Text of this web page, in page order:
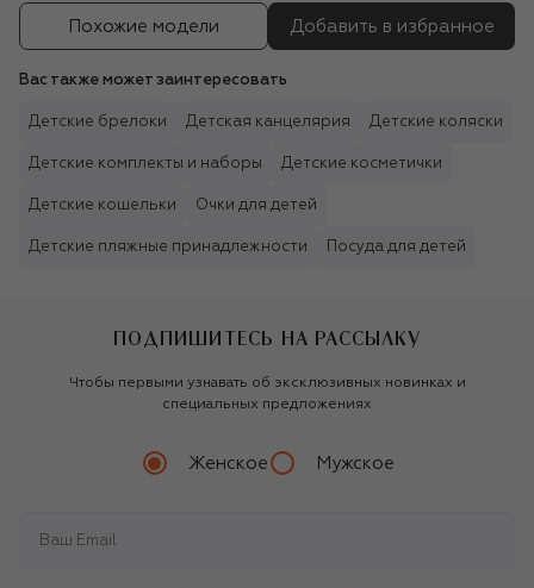
Похожие модели Добавить в избранное
Вас также может заинтересовать
Детские брелоки Детская канцелярия Детские коляски
Детские комплекты и наборы Детские косметички
Детские кошельки Очки для детей
Детские пляжные принадлежности Посуда для детей
ПОДПИШИТЕСЬ НА РАССЫЛКУ
Чтобы первыми узнавать об эксклюзивных новинках и
специальных предложениях
Женское Мужское